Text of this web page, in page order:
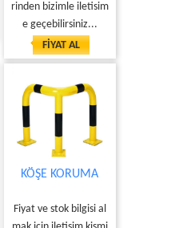
rinden bizimle iletisim
e geçebilirsiniz...
FİYAT AL
KÖŞE KORUMA
Fiyat ve stok bilgisi al